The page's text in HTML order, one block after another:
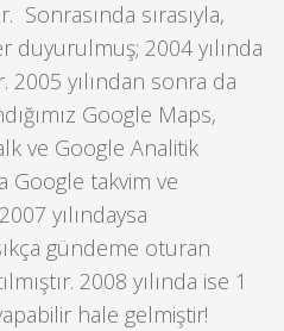
Sonrasında sırasıyla,
duyurulmuş; 2004 yılında
2005 yılından sonra da
Google Maps,
ve Google Analitik
Google takvim ve
yılındaysa
gündeme oturan
2008 yılında ise 1
hale gelmiştir!